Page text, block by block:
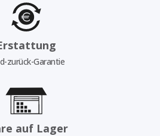
zurück-Garantie
auf Lager